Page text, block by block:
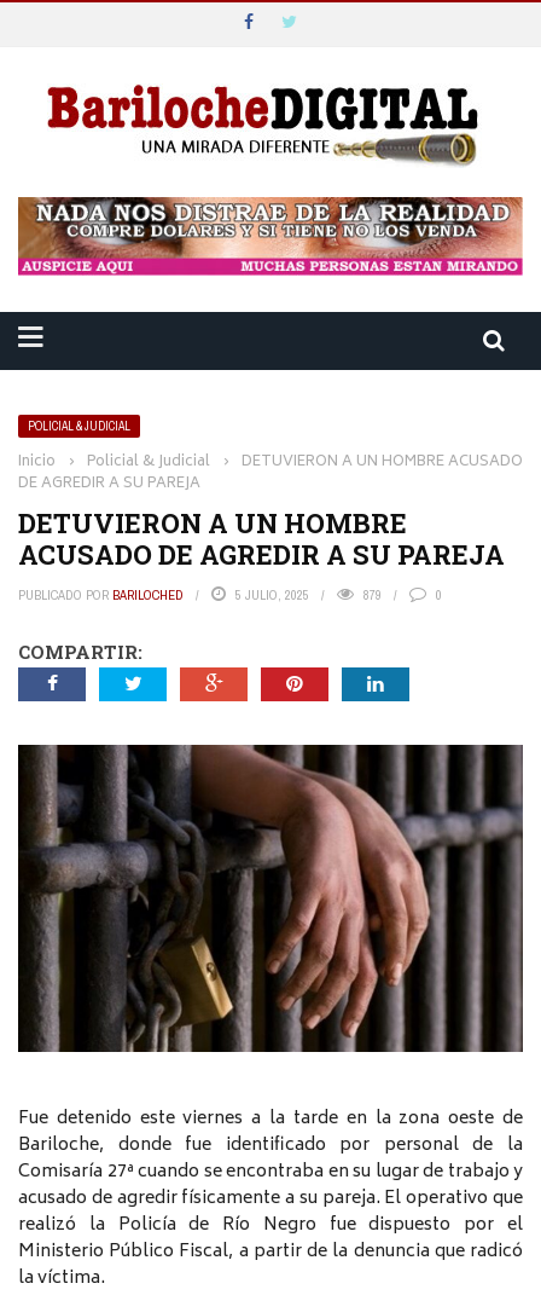
POLICIAL & JUDICIAL
Inicio › Policial & Judicial › DETUVIERON A UN HOMBRE ACUSADO
DE AGREDIR A SU PAREJA
DETUVIERON A UN HOMBRE
ACUSADO DE AGREDIR A SU PAREJA
PUBLICADO POR BARILOCHED 5 JULIO, 2025 879 0
COMPARTIR:
Fue detenido este viernes a la tarde en la zona oeste de
Bariloche, donde fue identificado por personal de la
Comisaría 27ª cuando se encontraba en su lugar de trabajo y
acusado de agredir físicamente a su pareja. El operativo que
realizó la Policía de Río Negro fue dispuesto por el
Ministerio Público Fiscal, a partir de la denuncia que radicó
la víctima.